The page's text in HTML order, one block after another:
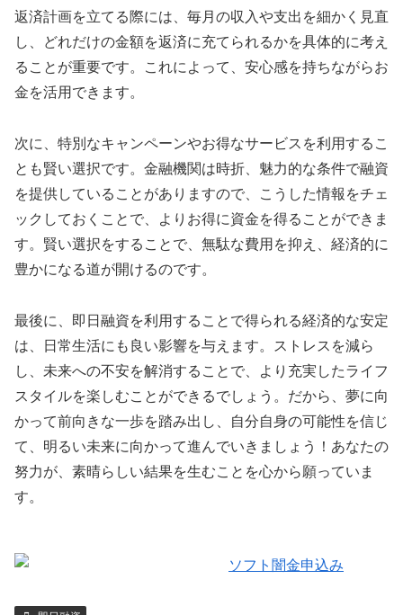
返済計画を立てる際には、毎月の収入や支出を細かく見直
し、どれだけの金額を返済に充てられるかを具体的に考え
ることが重要です。これによって、安心感を持ちながらお
金を活用できます。
次に、特別なキャンペーンやお得なサービスを利用するこ
とも賢い選択です。金融機関は時折、魅力的な条件で融資
を提供していることがありますので、こうした情報をチェ
ックしておくことで、よりお得に資金を得ることができま
す。賢い選択をすることで、無駄な費用を抑え、経済的に
豊かになる道が開けるのです。
最後に、即日融資を利用することで得られる経済的な安定
は、日常生活にも良い影響を与えます。ストレスを減ら
し、未来への不安を解消することで、より充実したライフ
スタイルを楽しむことができるでしょう。だから、夢に向
かって前向きな一歩を踏み出し、自分自身の可能性を信じ
て、明るい未来に向かって進んでいきましょう！あなたの
努力が、素晴らしい結果を生むことを心から願っていま
す。